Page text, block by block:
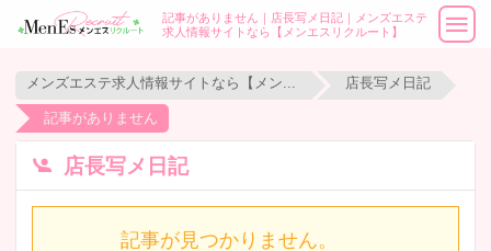
記事がありません｜店長写メ日記｜メンズエステ
求人情報サイトなら【メンエスリクルート】
店長写メ日記
記事がありません
店長写メ日記
記事が見つかりません。